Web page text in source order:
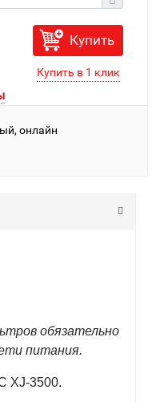
Купить
онлайн
обязательно
питания.
XJ-3500.